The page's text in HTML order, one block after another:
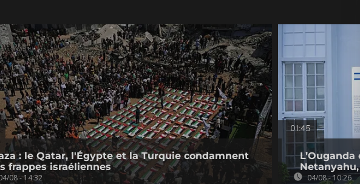
: le Qatar, l'Égypte et la Turquie condamnent
frappes israéliennes
08 - 14:32
01:45
Netanyahu,
04/08 - 10:26